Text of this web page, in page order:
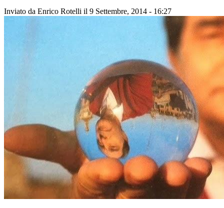
Inviato da Enrico Rotelli il 9 Settembre, 2014 - 16:27